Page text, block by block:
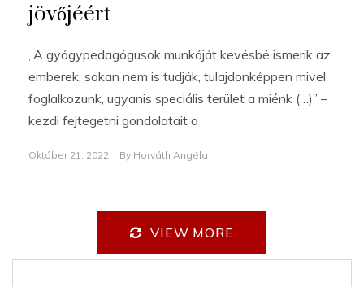
jövőjéért
„A gyógypedagógusok munkáját kevésbé ismerik az
emberek, sokan nem is tudják, tulajdonképpen mivel
foglalkozunk, ugyanis speciális terület a miénk (…)” –
kezdi fejtegetni gondolatait a
Október 21, 2022 By Horváth Angéla
VIEW MORE